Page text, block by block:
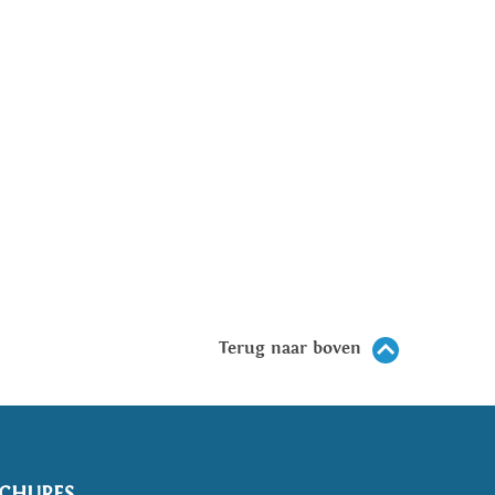
Terug naar boven